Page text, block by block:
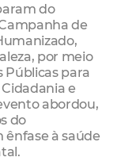
do
de
por meio
Públicas para
e
abordou,
do
à saúde